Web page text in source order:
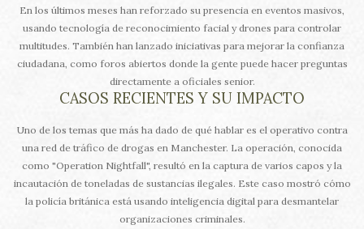
En los últimos meses han reforzado su presencia en eventos masivos,
usando tecnología de reconocimiento facial y drones para controlar
multitudes. También han lanzado iniciativas para mejorar la confianza
ciudadana, como foros abiertos donde la gente puede hacer preguntas
directamente a oficiales senior.
CASOS RECIENTES Y SU IMPACTO
Uno de los temas que más ha dado de qué hablar es el operativo contra
una red de tráfico de drogas en Manchester. La operación, conocida
como "Operation Nightfall", resultó en la captura de varios capos y la
incautación de toneladas de sustancias ilegales. Este caso mostró cómo
la policía británica está usando inteligencia digital para desmantelar
organizaciones criminales.